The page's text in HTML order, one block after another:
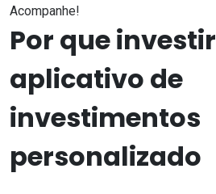
Acompanhe!
Por que
aplicativo de
investimentos
personalizado